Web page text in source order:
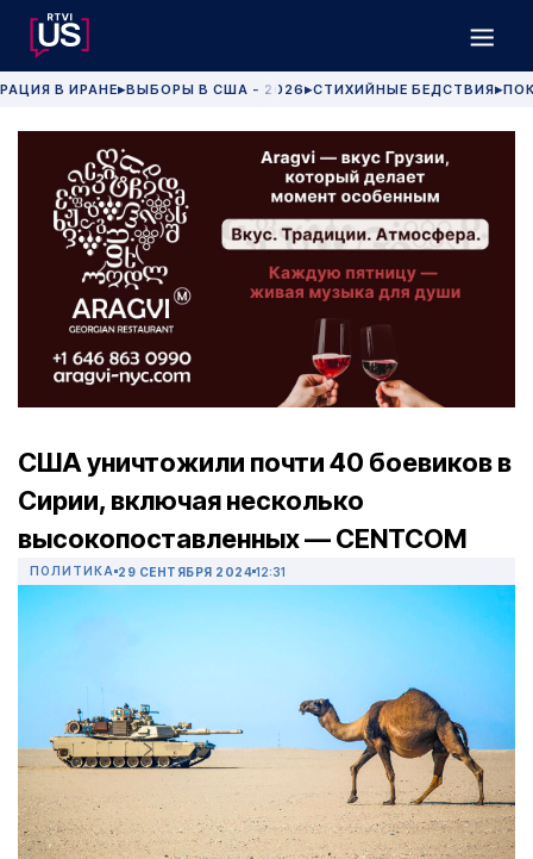
В ИРАНЕ▶ВЫБОРЫ В США - 2026 ▶СТИХИЙНЫЕ БЕДСТВИЯ▶
США уничтожили почти 40 боевиков в
Сирии, включая несколько
высокопоставленных — CENTCOM
ПОЛИТИКА 29 СЕНТЯБРЯ 2024 12:31